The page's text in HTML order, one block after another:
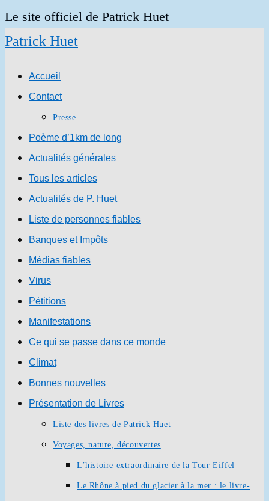
Skip
to
Le site officiel de Patrick Huet
Patrick Huet
Accueil
Contact
Presse
Poème d’1km de long
Actualités générales
Tous les articles
Actualités de P. Huet
Liste de personnes fiables
Banques et Impôts
Médias fiables
Virus
Pétitions
Manifestations
Ce qui se passe dans ce monde
Climat
Bonnes nouvelles
Présentation de Livres
Liste des livres de Patrick Huet
Voyages, nature, découvertes
L’histoire extraordinaire de la Tour Eiffel
Le Rhône à pied du glacier à la mer : le livre-